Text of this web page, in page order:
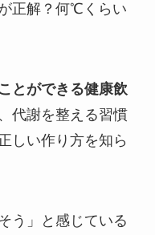
正解？何℃くらい
とができる健康飲
代謝を整える習慣
しい作り方を知ら
う」と感じている